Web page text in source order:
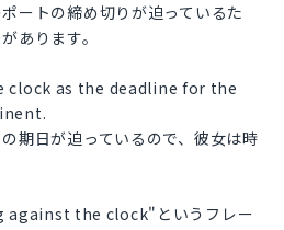
ートの締め切りが迫っているた
あります。
clock as the deadline for the
期日が迫っているので、彼女は時
the clock"というフレー